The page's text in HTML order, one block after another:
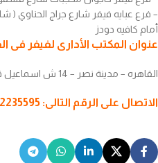
– فرع عبايه فيفر شارع جراج الحناوي (
أمام كافيه دودز
عنوان المكتب الأدارى لفيفر فى
القاهره – مدينة نصر – 14 ش اسماعيل قباني بجوار ماركت سعودي
الاتصال على الرقم التالى: 040/2235595 (وليس لدينا ارقام اخرى)